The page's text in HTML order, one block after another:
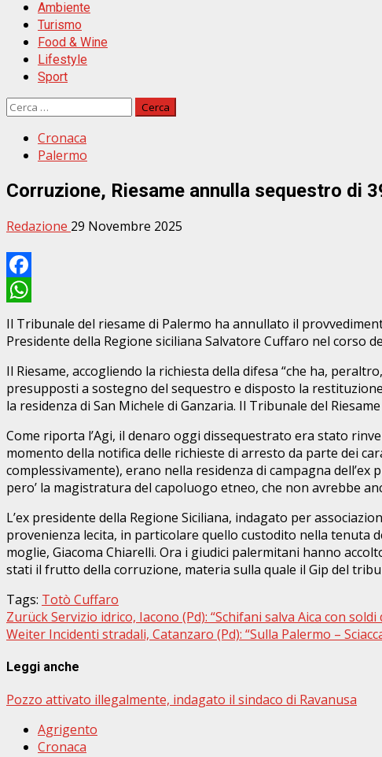
Ambiente
Turismo
Food & Wine
Lifestyle
Sport
Ricerca
Cronaca
Palermo
Corruzione, Riesame annulla sequestro di
Redazione 29 Novembre 2025
Facebook
WhatsApp
Il Tribunale del riesame di Palermo ha annullato il
Presidente della Regione siciliana Salvatore Cuffaro nel corso
Il Riesame, accogliendo la richiesta della difesa “che ha,
presupposti a sostegno del sequestro e disposto la
la residenza di San Michele di Ganzaria. Il Tribunale del
Come riporta l’Agi, il denaro oggi dissequestrato era stato
momento della notifica delle richieste di arresto da parte dei
complessivamente), erano nella residenza di campagna dell’ex
pero’ la magistratura del capoluogo etneo, che non avrebbe
L’ex presidente della Regione Siciliana, indagato per
provenienza lecita, in particolare quello custodito nella tenuta
moglie, Giacoma Chiarelli. Ora i giudici palermitani hanno
stati il frutto della corruzione, materia sulla quale il Gip del
Tags: Totò Cuffaro
Beitragsnavigation
ZurückServizio idrico, Iacono (Pd): “Schifani salva Aica con
Weiter Incidenti stradali, Catanzaro (Pd): “Sulla Palermo –
Leggi anche
Pozzo attivato illegalmente, indagato il sindaco di Ravanusa
Agrigento
Cronaca